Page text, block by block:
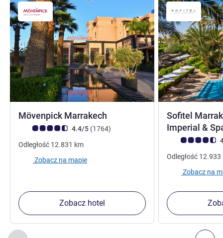
Strona , Inne nasze placówki w pobliżu 1 :, Inne nasze
Mövenpick Marrakech
Ocena klientów (Ocena ALL)
4.4/5 (1764Liczba opinii
)
Odległość 12.831 km
Zobacz na mapie
Zobacz hotel
Sofitel
Imperial &
Ocena klientów
Odległość 12.933
Zobacz na